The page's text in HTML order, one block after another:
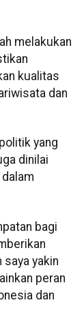
melakukan
kualitas
dan
yang
dinilai
bagi
saya yakin
peran
dan